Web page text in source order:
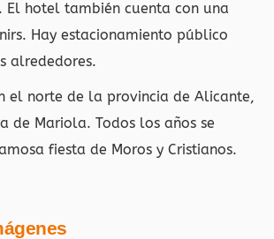
El hotel también cuenta con una
Hay estacionamiento público
alrededores.
el norte de la provincia de Alicante,
de Mariola. Todos los años se
fiesta de Moros y Cristianos.